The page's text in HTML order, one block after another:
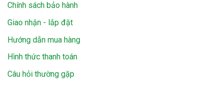
Chính sách bảo hành
Giao nhận - lắp đặt
Hướng dẫn mua hàng
Hình thức thanh toán
Câu hỏi thường gặp